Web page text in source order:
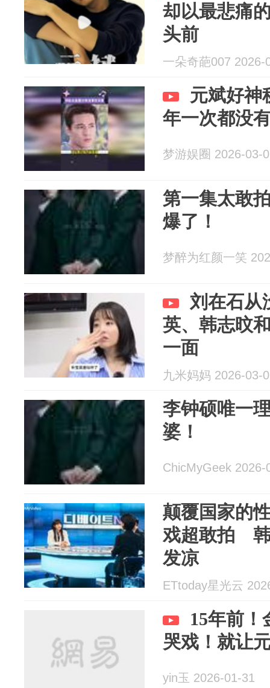
却以最悲痛
头前
一朵奇葩007 2026-
元斌好神
年一次都没
梦游娱圈 2026-03-
第一集太敢
爆了！
梦醉为红颜一笑
刘在石从
英、韩志旼
一面
九米妈妈 2026-03-
李钟硕唯一
婆！
ChicMyGeek 2026-
颠覆国家的
戏超敢拍 韩
发凉
ETtoday星光云
15年前！
哭戏！就让
yin玉 2026-01-31